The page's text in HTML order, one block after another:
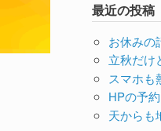
最近の投稿
お休みの
立秋だけ
スマホも
HPの予
天からも